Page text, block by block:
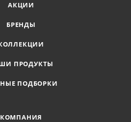
АКЦИИ
БРЕНДЫ
ПРОДУКТЫ
ПОДБОРКИ
КОМПАНИЯ